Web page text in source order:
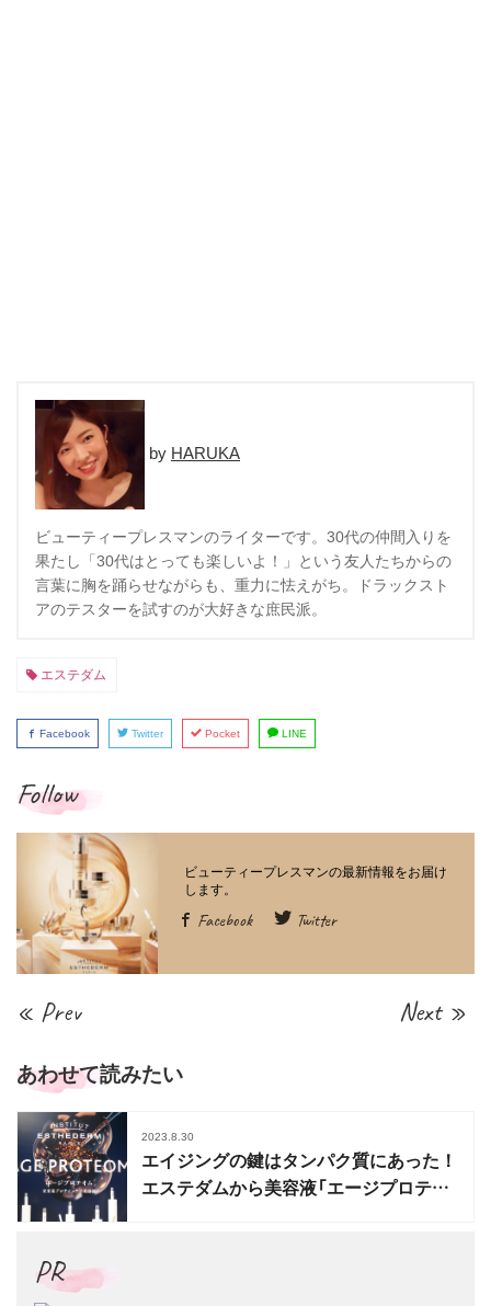
HARUKA
ビューティープレスマンのライターです。30代の仲間入りを
果たし「30代はとっても楽しいよ！」という友人たちからの
言葉に胸を踊らせながらも、重力に怯えがち。ドラックスト
アのテスターを試すのが大好きな庶民派。
エステダム
Facebook Twitter Pocket LINE
Follow
Facebook Twitter
« Prev Next »
あわせて読みたい
2023.8.30
エイジングの鍵はタンパク質にあった！
エステダムから美容液「エージプロテオ
PR